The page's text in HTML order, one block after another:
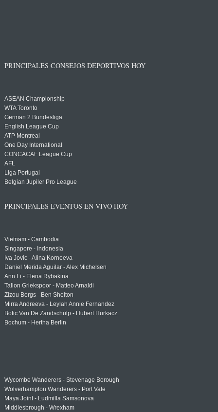
PRINCIPALES CONSEJOS DEPORTIVOS HOY
ASEAN Championship
WTA Toronto
German 2 Bundesliga
English League Cup
ATP Montreal
One Day International
CONCACAF League Cup
AFL
Liga Portugal
Belgian Jupiler Pro League
PRINCIPALES EVENTOS EN VIVO HOY
Vietnam - Cambodia
Singapore - Indonesia
Iva Jovic - Alina Korneeva
Daniel Merida Aguilar - Alex Michelsen
Ann Li - Elena Rybakina
Tallon Griekspoor - Matteo Arnaldi
Zizou Bergs - Ben Shelton
Mirra Andreeva - Leylah Annie Fernandez
Botic Van De Zandschulp - Hubert Hurkacz
Bochum - Hertha Berlin
Wycombe Wanderers - Stevenage Borough
Wolverhampton Wanderers - Port Vale
Maya Joint - Ludmilla Samsonova
Middlesbrough - Wrexham